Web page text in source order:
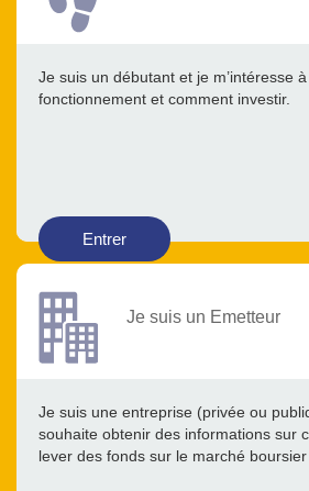
Je suis un débutant et je m’intéresse
fonctionnement et comment investir.
Entrer
Je suis un Emetteur
Je suis une entreprise (privée ou
souhaite obtenir des informations sur
lever des fonds sur le marché